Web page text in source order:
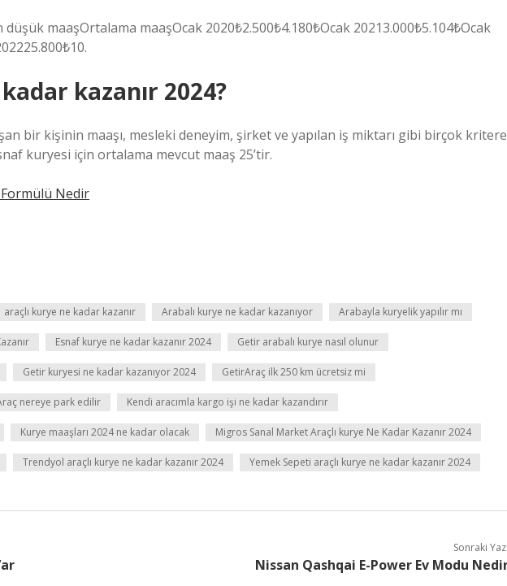
düşük maaşOrtalama maaşOcak 2020₺2.500₺4.180₺Ocak 20213.000₺5.104₺Ocak
kazanır 2024?
bir kişinin maaşı, mesleki deneyim, şirket ve yapılan iş miktarı gibi birçok kritere
kuryesi için ortalama mevcut maaş 25’tir.
Nedir
araçlı kurye ne kadar kazanır Arabalı kurye ne kadar kazanıyor Arabayla kuryelik yapılır mı
Esnaf kurye ne kadar kazanır 2024 Getir arabalı kurye nasıl olunur
Getir kuryesi ne kadar kazanıyor 2024 GetirAraç ilk 250 km ücretsiz mi
nereye park edilir Kendi aracımla kargo işi ne kadar kazandırır
Kurye maaşları 2024 ne kadar olacak Migros Sanal Market Araçlı kurye Ne Kadar Kazanır 2024
Trendyol araçlı kurye ne kadar kazanır 2024 Yemek Sepeti araçlı kurye ne kadar kazanır 2024
Sonraki
Nissan Qashqai E-Power Ev Modu